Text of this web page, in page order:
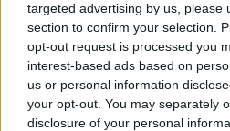
targeted advertising by us, please
section to confirm your selection.
opt-out request is processed you
interest-based ads based on
us or personal information
your opt-out. You may separately
disclosure of your personal
En Estados Unidos, varios
sido criticados por actitudes
incluso tóxicas, lo que ha
mediático. Estas
debate acerca del